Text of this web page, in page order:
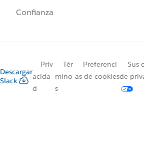
Confianza
Descargar
Slack
Priv
acida
d
Tér
mino
s
Preferenci
as de cookies
Sus
de